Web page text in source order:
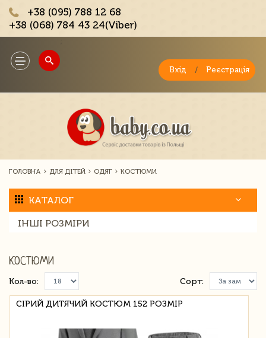
+38 (095) 788 12 68
+38 (068) 784 43 24(Viber)
Toggle
navigation
Вхід / Реєстрація
ГОЛОВНА ДЛЯ ДІТЕЙ ОДЯГ КОСТЮМИ
КАТАЛОГ
ІНШІ РОЗМІРИ
КОСТЮМИ
Кол-во: Сорт:
СІРИЙ ДИТЯЧИЙ КОСТЮМ 152 РОЗМІР